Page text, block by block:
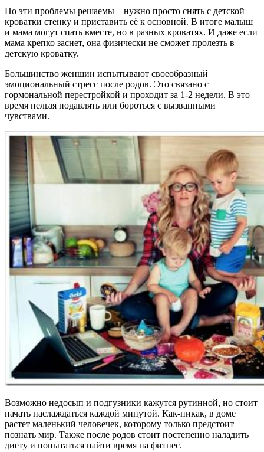
Но эти проблемы решаемы – нужно просто снять с детской
кроватки стенку и приставить её к основной. В итоге малыш
и мама могут спать вместе, но в разных кроватях. И даже если
мама крепко заснет, она физически не сможет пролезть в
детскую кроватку.
Большинство женщин испытывают своеобразный
эмоциональный стресс после родов. Это связано с
гормональной перестройкой и проходит за 1-2 недели. В это
время нельзя подавлять или бороться с вызванными
чувствами.
Возможно недосып и подгузники кажутся рутинной, но стоит
начать наслаждаться каждой минутой. Как-никак, в доме
растет маленький человечек, которому только предстоит
познать мир. Также после родов стоит постепенно наладить
диету и попытаться найти время на фитнес.